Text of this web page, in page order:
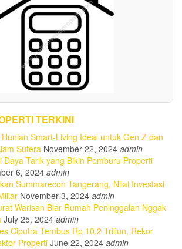
TERKINI
Smart-Living Ideal untuk Gen Z dan
Sutera November 22, 2024 admin
Daya Tarik yang Bikin Pemburu Properti
6, 2024admin
Summarecon Tangerang, Nilai Investasi
November 3, 2024 admin
Warisan Biar Rumah Peninggalan Nggak
July 25, 2024 admin
Ciputra Tembus Rp 10,2 Triliun, Rekor
Properti June 22, 2024 admin